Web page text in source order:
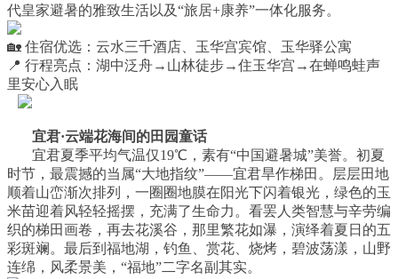
代皇家避暑的雅致生活以及“旅居+康养”一体化服务。
🏡 住宿优选：云水三千酒店、玉华宫宾馆、玉华驿公寓
📍 行程亮点：湖中泛舟→山林徒步→住玉华宫→在蝉鸣蛙声
里安心入眠
宜君·云端花海间的田园童话
宜君夏季平均气温仅19℃，素有“中国避暑城”美誉。初夏
时节，最震撼的当属“大地指纹”——宜君旱作梯田。层层田地
顺着山峦渐次排列，一圈圈地膜在阳光下闪着银光，绿色的玉
米苗迎着风轻轻摇摆，充满了生命力。看罢人类智慧与辛劳编
织的梯田画卷，再去花溪谷，那里繁花如瀑，演绎着夏日的五
彩斑斓。最后到福地湖，钓鱼、赏花、烧烤，碧波荡漾，山野
连绵，风柔景美，“福地”二字名副其实。